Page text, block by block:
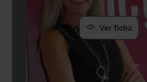
Ver ficha